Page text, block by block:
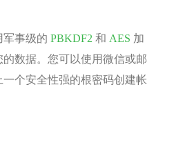
军事级的 PBKDF2 和 AES 加
的数据。您可以使用微信或邮
个安全性强的根密码创建帐